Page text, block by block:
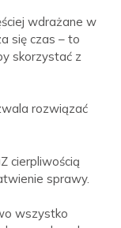
wdrażane w
się czas – to
skorzystać z
rozwiązać
cierpliwością
sprawy.
wszystko